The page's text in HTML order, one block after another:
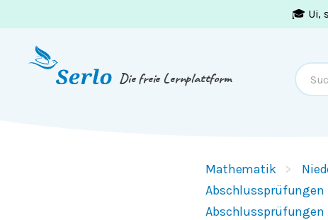
🎓 Ui,
Die freie Lernplattform
Mathematik
Abschlussprüfungen